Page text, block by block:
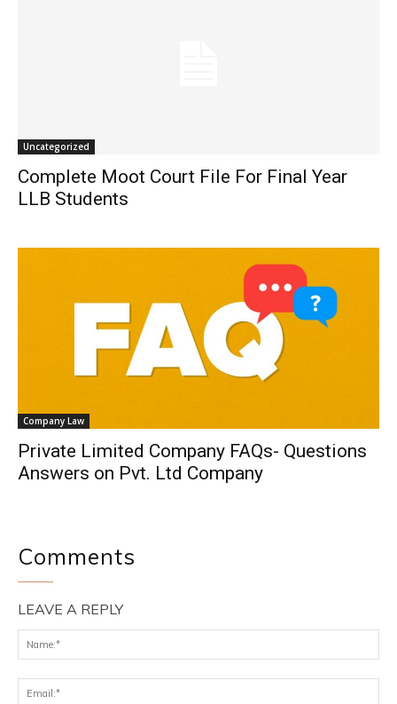
Uncategorized
Complete Moot Court File For Final Year
LLB Students
Company Law
Private Limited Company FAQs- Questions
Answers on Pvt. Ltd Company
Comments
LEAVE A REPLY